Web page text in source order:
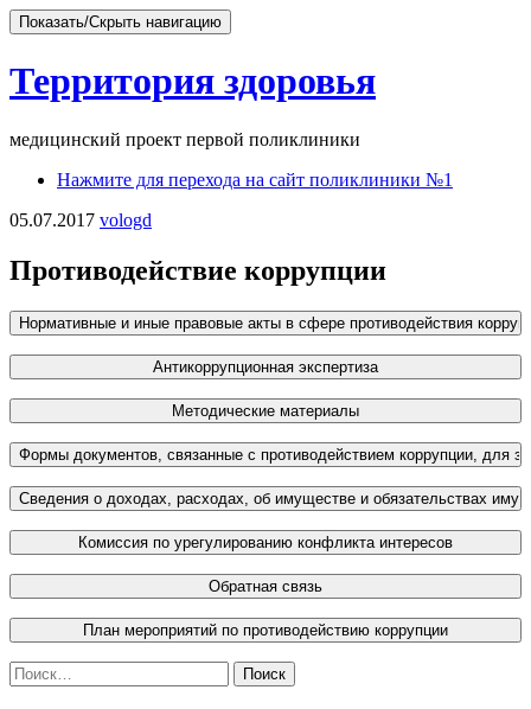
Показать/Скрыть навигацию
Территория здоровья
медицинский проект первой поликлиники
Перейти
содержимому
Нажмите для перехода на сайт поликлиники №1
05.07.2017 vologd
Противодействие коррупции
Найти: